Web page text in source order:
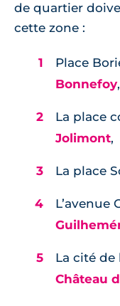
de quartier
cette zone :
Place
Bonnefoy,
La place
Jolimont,
La place
L’avenue
La cité de
Château